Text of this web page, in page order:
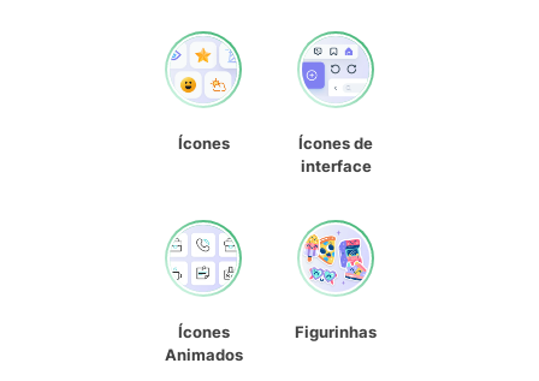
Ícones
Ícones de
interface
Ícones
Animados
Figurinhas